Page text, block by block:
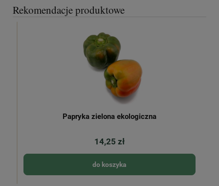
Rekomendacje produktowe
Papryka zielona ekologiczna
14,25 zł
do koszyka